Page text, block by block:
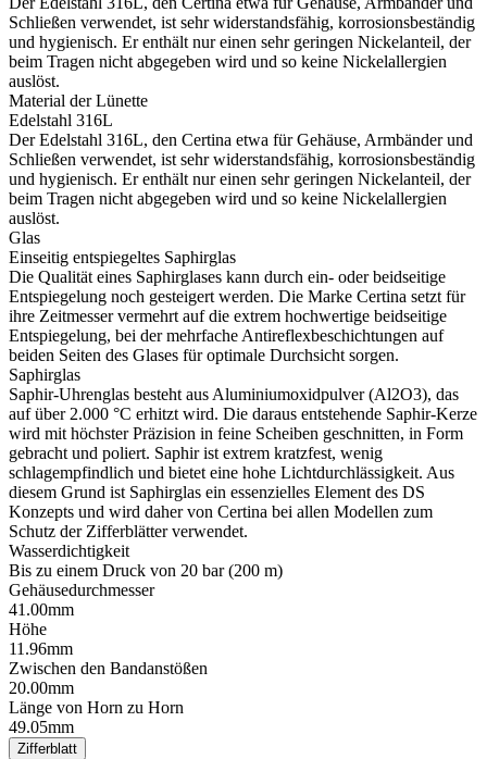
Schließen verwendet, ist sehr widerstandsfähig, korrosionsbeständig
und hygienisch. Er enthält nur einen sehr geringen Nickelanteil, der
beim Tragen nicht abgegeben wird und so keine Nickelallergien
auslöst.
Material der Lünette
Edelstahl 316L
Der Edelstahl 316L, den Certina etwa für Gehäuse, Armbänder und
Schließen verwendet, ist sehr widerstandsfähig, korrosionsbeständig
und hygienisch. Er enthält nur einen sehr geringen Nickelanteil, der
beim Tragen nicht abgegeben wird und so keine Nickelallergien
auslöst.
Glas
Einseitig entspiegeltes Saphirglas
Die Qualität eines Saphirglases kann durch ein- oder beidseitige
Entspiegelung noch gesteigert werden. Die Marke Certina setzt für
ihre Zeitmesser vermehrt auf die extrem hochwertige beidseitige
Entspiegelung, bei der mehrfache Antireflexbeschichtungen auf
beiden Seiten des Glases für optimale Durchsicht sorgen.
Saphirglas
Saphir-Uhrenglas besteht aus Aluminiumoxidpulver (Al2O3), das
auf über 2.000 °C erhitzt wird. Die daraus entstehende Saphir-Kerze
wird mit höchster Präzision in feine Scheiben geschnitten, in Form
gebracht und poliert. Saphir ist extrem kratzfest, wenig
schlagempfindlich und bietet eine hohe Lichtdurchlässigkeit. Aus
diesem Grund ist Saphirglas ein essenzielles Element des DS
Konzepts und wird daher von Certina bei allen Modellen zum
Schutz der Zifferblätter verwendet.
Wasserdichtigkeit
Bis zu einem Druck von 20 bar (200 m)
Gehäusedurchmesser
41.00mm
Höhe
11.96mm
Zwischen den Bandanstößen
20.00mm
Länge von Horn zu Horn
49.05mm
Zifferblatt